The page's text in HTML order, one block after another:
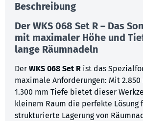
Beschreibung
Der WKS 068 Set R – Das
mit maximaler Höhe und
lange Räumnadeln
Der WKS 068 Set R ist das
maximale Anforderungen: Mit 2.850
1.300 mm Tiefe bietet dieser
kleinem Raum die perfekte Lösung
strukturierte Lagerung von